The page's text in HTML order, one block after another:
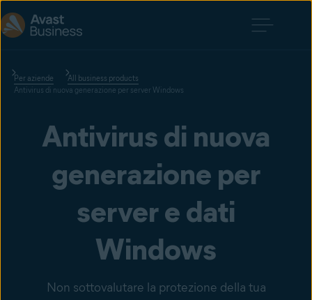
Per aziende
All business products
Antivirus di nuova generazione per server Windows
Antivirus di nuova
generazione per
server e dati
Windows
Non sottovalutare la protezione della tua